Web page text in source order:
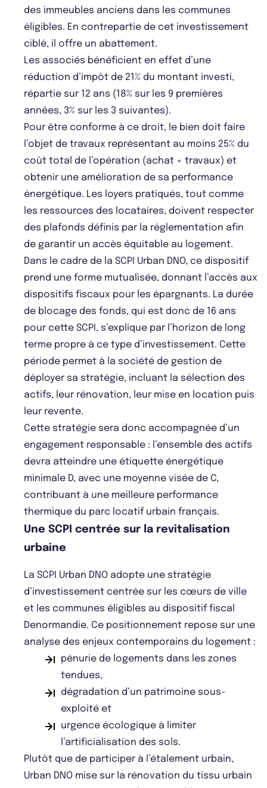
des immeubles anciens dans les communes
éligibles. En contrepartie de cet investissement
ciblé, il offre un abattement.
Les associés bénéficient en effet d’une
réduction d’impôt de 21% du montant investi,
répartie sur 12 ans (18% sur les 9 premières
années, 3% sur les 3 suivantes).
Pour être conforme à ce droit, le bien doit faire
l’objet de travaux représentant au moins 25% du
coût total de l’opération (achat + travaux) et
obtenir une amélioration de sa performance
énergétique. Les loyers pratiqués, tout comme
les ressources des locataires, doivent respecter
des plafonds définis par la réglementation afin
de garantir un accès équitable au logement.
Dans le cadre de la SCPI Urban DNO, ce dispositif
prend une forme mutualisée, donnant l’accès aux
dispositifs fiscaux pour les épargnants. La durée
de blocage des fonds, qui est donc de 16 ans
pour cette SCPI, s’explique par l’horizon de long
terme propre à ce type d’investissement. Cette
période permet à la société de gestion de
déployer sa stratégie, incluant la sélection des
actifs, leur rénovation, leur mise en location puis
leur revente.
Cette stratégie sera donc accompagnée d’un
engagement responsable : l’ensemble des actifs
devra atteindre une étiquette énergétique
minimale D, avec une moyenne visée de C,
contribuant à une meilleure performance
thermique du parc locatif urbain français.
Une SCPI centrée sur la revitalisation
urbaine
La SCPI Urban DNO adopte une stratégie
d’investissement centrée sur les cœurs de ville
et les communes éligibles au dispositif fiscal
Denormandie. Ce positionnement repose sur une
analyse des enjeux contemporains du logement :
pénurie de logements dans les zones
tendues,
dégradation d’un patrimoine sous-
exploité et
urgence écologique à limiter
l’artificialisation des sols.
Plutôt que de participer à l’étalement urbain,
Urban DNO mise sur la rénovation du tissu urbain